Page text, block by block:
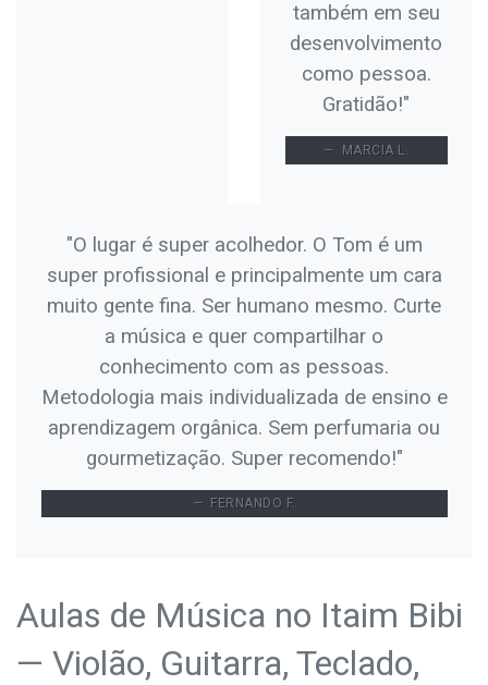
também em seu
desenvolvimento
como pessoa.
Gratidão!"
MARCIA L.
"O lugar é super acolhedor. O Tom é um
super profissional e principalmente um cara
muito gente fina. Ser humano mesmo. Curte
a música e quer compartilhar o
conhecimento com as pessoas.
Metodologia mais individualizada de ensino e
aprendizagem orgânica. Sem perfumaria ou
gourmetização. Super recomendo!"
FERNANDO F.
Aulas de Música no Itaim Bibi
— Violão, Guitarra, Teclado,